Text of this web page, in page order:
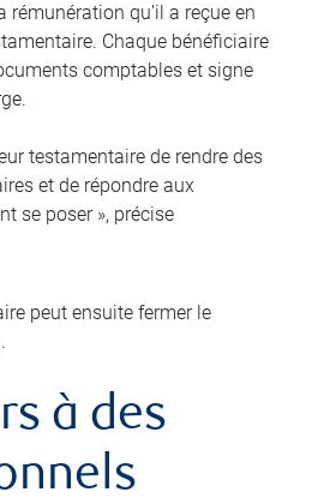
rémunération qu’il a reçue en
Chaque bénéficiaire
comptables et signe
testamentaire de rendre des
et de répondre aux
se poser », précise
peut ensuite fermer le
à des